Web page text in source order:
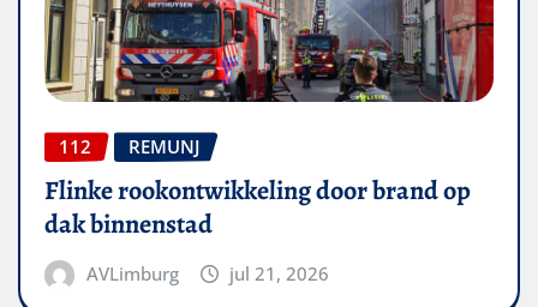
112 REMUNJ
Flinke rookontwikkeling door brand op
dak binnenstad
AVLimburg jul 21, 2026